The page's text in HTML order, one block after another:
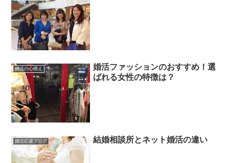
婚活の心構え
婚活ファッションのおすすめ！選
ばれる女性の特徴は？
婚活応援ブログ 結婚相談所とネット婚活の違い